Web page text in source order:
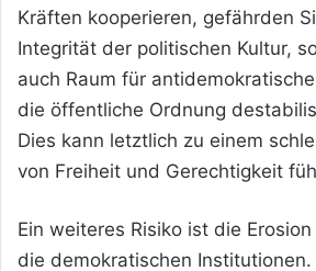
Kräften kooperieren, gefährden
Integrität der politischen Kultur,
auch Raum für
die öffentliche Ordnung
Dies kann letztlich zu einem
von Freiheit und Gerechtigkeit
Ein weiteres Risiko ist die
die demokratischen Institutionen.